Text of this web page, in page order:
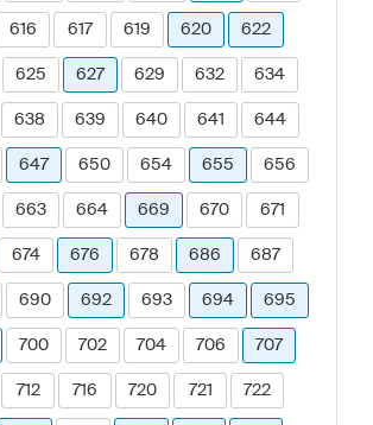
616 617 619 620 622
625 627 629 632 634
638 639 640 641 644
647 650 654 655 656
663 664 669 670 671
674 676 678 686 687
690 692 693 694 695
700 702 704 706 707
712 716 720 721 722